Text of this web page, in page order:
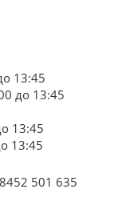
13:45
до 13:45
13:45
13:45
501 635